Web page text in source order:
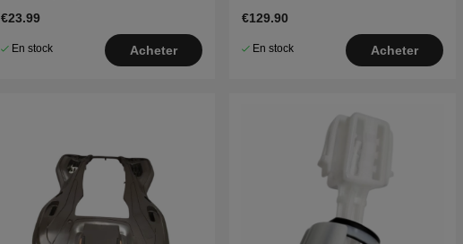
€23.99
En stock Acheter
€129.90
En stock Acheter